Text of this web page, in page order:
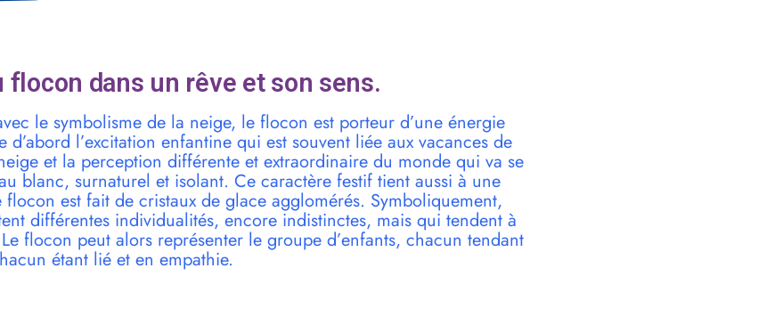
flocon dans un rêve et son sens.
le symbolisme de la neige, le flocon est porteur d’une énergie
d’abord l’excitation enfantine qui est souvent liée aux vacances de
et la perception différente et extraordinaire du monde qui va se
blanc, surnaturel et isolant. Ce caractère festif tient aussi à une
est fait de cristaux de glace agglomérés. Symboliquement,
différentes individualités, encore indistinctes, mais qui tendent à
flocon peut alors représenter le groupe d’enfants, chacun tendant
étant lié et en empathie.